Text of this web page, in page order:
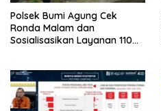
Polsek Bumi Agung Cek
Ronda Malam dan
Sosialisasikan Layanan 110